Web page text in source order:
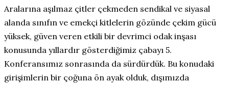
Aralarına aşılmaz çitler çekmeden sendikal ve siyasal
alanda sınıfın ve emekçi kitlelerin gözünde çekim gücü
yüksek, güven veren etkili bir devrimci odak inşası
konusunda yıllardır gösterdiğimiz çabayı 5.
Konferansımız sonrasında da sürdürdük. Bu konudaki
girişimlerin bir çoğuna ön ayak olduk, dışımızda